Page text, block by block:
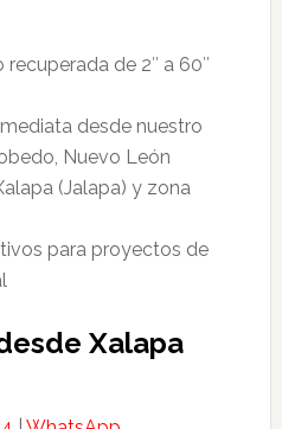
recuperada de 2″ a 60″
desde nuestro
Nuevo León
(Jalapa) y zona
para proyectos de
Xalapa